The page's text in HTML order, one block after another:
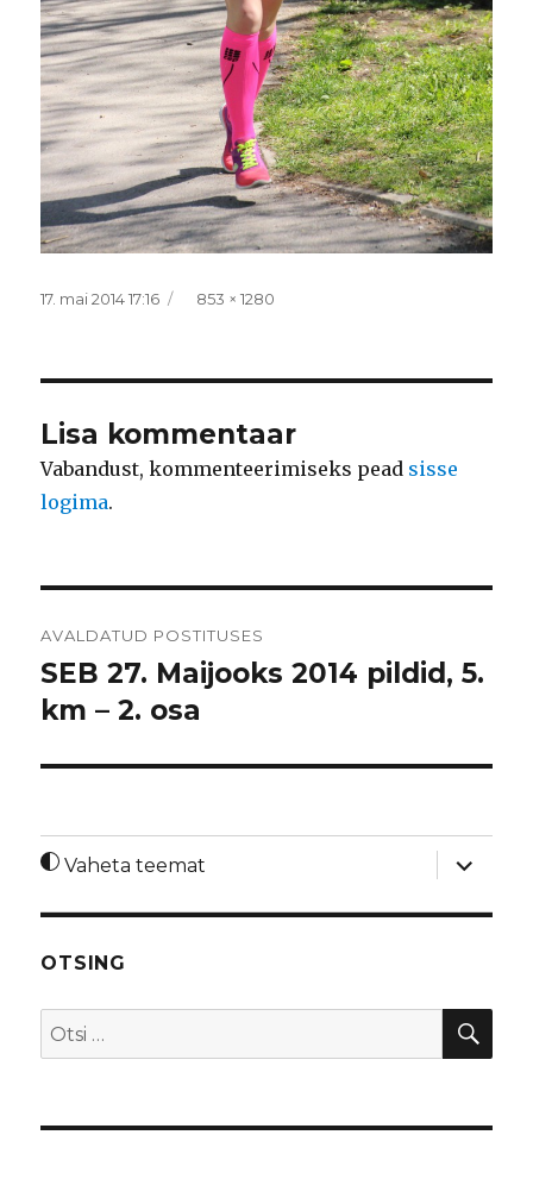
Postitatud
17. mai 2014 17:16 Täissuurus
853 × 1280
Lisa kommentaar
Vabandust, kommenteerimiseks pead sisse
logima.
AVALDATUD POSTITUSES
SEB 27. Maijooks 2014 pildid, 5.
km – 2. osa
Vaheta teemat
laienda
OTSING
Otsi: